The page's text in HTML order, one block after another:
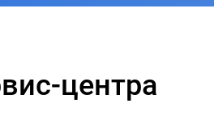
центра